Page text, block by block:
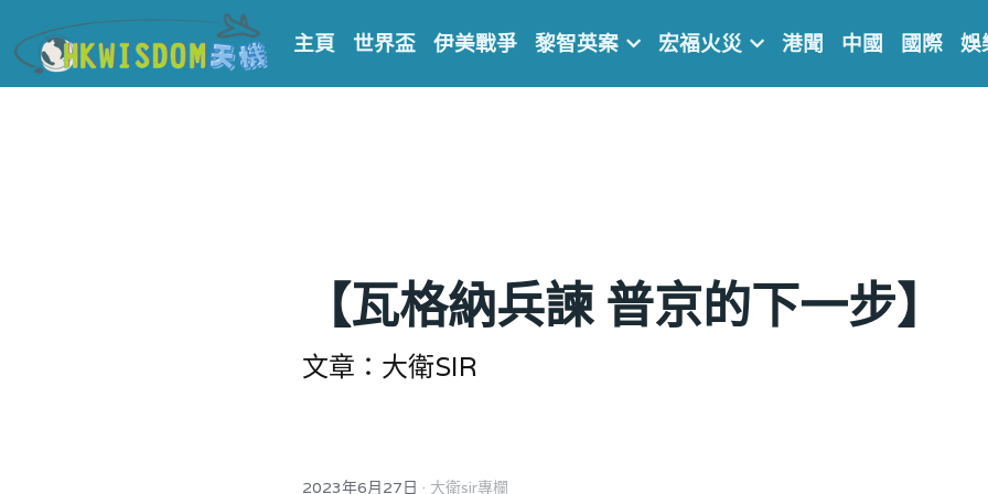
主頁 世界盃 伊美戰爭 黎智英案 宏福火災 港聞 中國 國際 娛
【瓦格納兵諫 普京的下一步】
文章：大衛SIR
2023年6月27日 · 大衛sir專欄